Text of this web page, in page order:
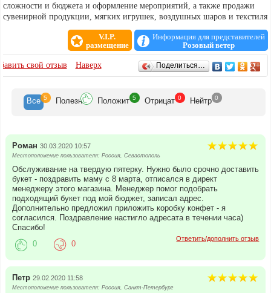
сложности и бюджета и оформление мероприятий, а также продажи
сувенирной продукции, мягких игрушек, воздушных шаров и текстиля
V.I.P.
размещение
Информация для представителей
Розовый ветер
ОТЗЫВЫсвой отзыв Наверх Поделиться…
Все 5 Полезн Положит 5 Отрицат 0 Нейтр 0
Роман 30.03.2020 10:57
Местоположение пользователя: Россия, Севастополь
Обслуживание на твердую пятерку. Нужно было срочно доставить
букет - поздравить маму с 8 марта, отписался в директ
менеджеру этого магазина. Менеджер помог подобрать
подходящий букет под мой бюджет, записал адрес.
Дополнительно предложил приложить коробку конфет - я
согласился. Поздравление настигло адресата в течении часа)
Спасибо!
Ответить/дополнить отзыв
0 0
Петр 29.02.2020 11:58
Местоположение пользователя: Россия, Санкт-Петербург